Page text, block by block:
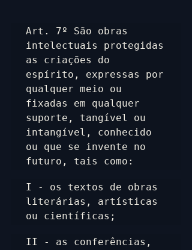
Art. 7º São obras
intelectuais protegidas
as criações do
espírito, expressas por
qualquer meio ou
fixadas em qualquer
suporte, tangível ou
intangível, conhecido
ou que se invente no
futuro, tais como:
I - os textos de obras
literárias, artísticas
ou científicas;
II - as conferências,